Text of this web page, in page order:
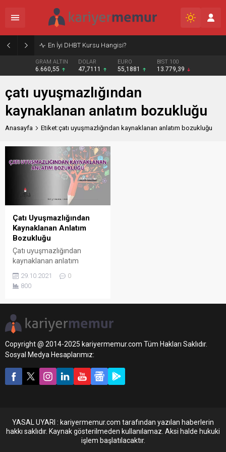
En İyi DHBT Kursu Hangisi?
GRAM ALTIN
6.660,55
DOLAR
47,7111
EURO
55,1881
BIST 100
13.779,39
çatı uyuşmazlığından
kaynaklanan anlatım bozukluğu
Anasayfa Etiket:çatı uyuşmazlığından kaynaklanan anlatım bozukluğu
Çatı Uyuşmazlığından
Kaynaklanan Anlatım
Bozukluğu
Çatı uyuşmazlığından
kaynaklanan anlatım
bozukluğu örneklerle konu
anlatımı. Devamı
yazımızda...
29.10.2021
0
800
Copyright @ 2014-2025 kariyermemur.com Tüm Hakları Saklıdır.
Sosyal Medya Hesaplarımız:
YASAL UYARI : kariyermemur.com tarafından yazılan haberlerin
hakkı saklıdır. Kaynak gösterilmeden kullanılamaz. Aksi halde hukuki
işlem başlatılacaktır.